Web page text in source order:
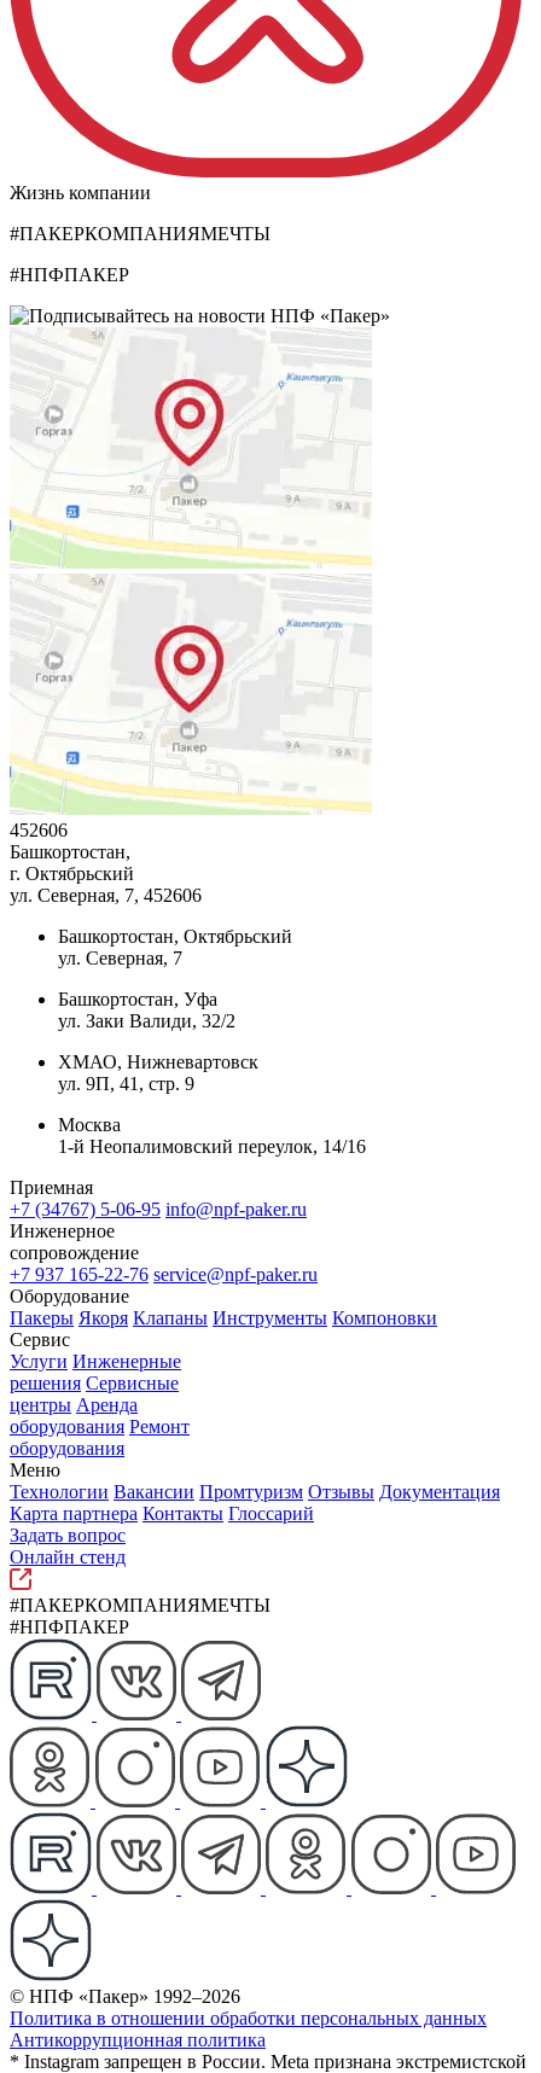
Жизнь компании
#ПАКЕРКОМПАНИЯМЕЧТЫ
#НПФПАКЕР
452606
Башкортостан,
г. Октябрьский
ул. Северная, 7, 452606
Башкортостан, Октябрьский
ул. Северная, 7
Башкортостан, Уфа
ул. Заки Валиди, 32/2
ХМАО, Нижневартовск
ул. 9П, 41, стр. 9
Москва
1-й Неопалимовский переулок, 14/16
Приемная
+7 (34767) 5-06-95 info@npf-paker.ru
Инженерное
сопровождение
+7 937 165-22-76 service@npf-paker.ru
Оборудование
Пакеры Якоря Клапаны Инструменты Компоновки
Сервис
Услуги Инженерные
решения Сервисные
центры Аренда
оборудования Ремонт
оборудования
Меню
Технологии Вакансии Промтуризм Отзывы Документация
Карта партнера Контакты Глоссарий
Задать вопрос
Онлайн стенд
#ПАКЕРКОМПАНИЯМЕЧТЫ
#НПФПАКЕР
© НПФ «Пакер» 1992–2026
Политика в отношении обработки персональных данных
Антикоррупционная политика
* Instagram запрещен в России. Meta признана экстремистской